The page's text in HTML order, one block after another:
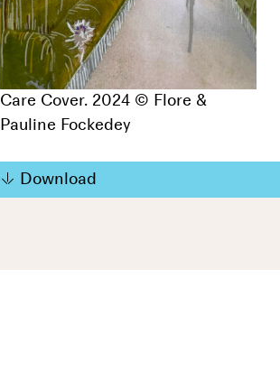
Care Cover. 2024 © Flore &
Pauline Fockedey
Download